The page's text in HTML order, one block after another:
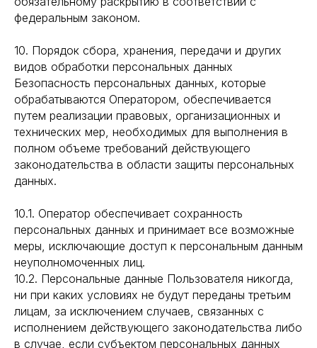
федеральным законом.
10. Порядок сбора, хранения, передачи и других
видов обработки персональных данных
Безопасность персональных данных, которые
обрабатываются Оператором, обеспечивается
путем реализации правовых, организационных и
технических мер, необходимых для выполнения в
полном объеме требований действующего
законодательства в области защиты персональных
данных.
10.1. Оператор обеспечивает сохранность
персональных данных и принимает все возможные
меры, исключающие доступ к персональным данным
неуполномоченных лиц.
10.2. Персональные данные Пользователя никогда,
ни при каких условиях не будут переданы третьим
лицам, за исключением случаев, связанных с
исполнением действующего законодательства либо
в случае, если субъектом персональных данных
ПОЛИТИКА КОНФИДЕНЦИАЛЬНОСТИ
*ДЕЯТЕЛЬНОСТЬ КОМПАНИИ META (ФЕЙСБУК, ИНСТАГРАМ)
ЯВЛЯЕТСЯ ЗАПРЕЩЕННОЙ НА ТЕРРИТОРИИ РФ
ЮРИДИЧЕСКАЯ ИНФОРМАЦИЯ
ДОГОВОР ОФЕРТЫ